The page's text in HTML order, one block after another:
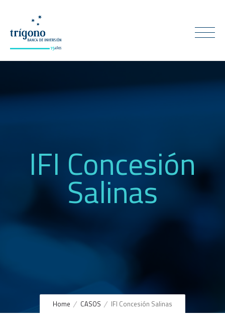
IFI Concesión
Salinas
Home CASOS IFI Concesión Salinas